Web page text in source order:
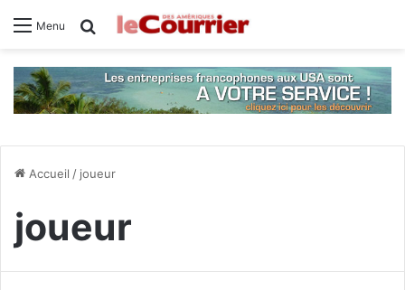
Menu Rechercher
Accueil / joueur
joueur